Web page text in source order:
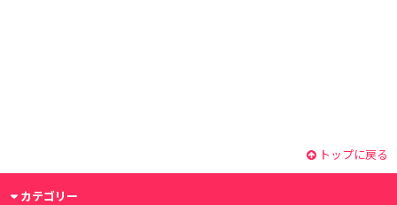
トップに戻る
カテゴリー